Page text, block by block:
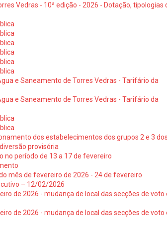
Vedras - 10ª edição - 2026 - Dotação, tipologias
e Saneamento de Torres Vedras - Tarifário da
e Saneamento de Torres Vedras - Tarifário da
dos estabelecimentos dos grupos 2 e 3 dos
provisória
no período de 13 a 17 de fevereiro
mês de fevereiro de 2026 - 24 de fevereiro
– 12/02/2026
de 2026 - mudança de local das secções de voto
de 2026 - mudança de local das secções de voto